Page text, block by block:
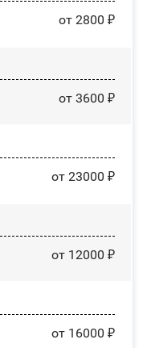
от 2800 ₽
от 3600 ₽
от 23000 ₽
от 12000 ₽
от 16000 ₽